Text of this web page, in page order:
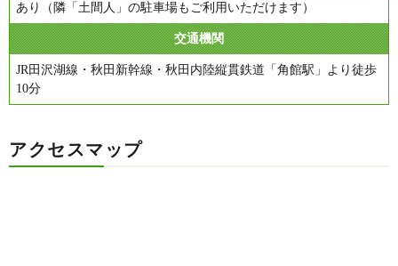
あり（隣「土間人」の駐車場もご利用いただけます）
交通機関
JR田沢湖線・秋田新幹線・秋田内陸縦貫鉄道「角館駅」より徒歩
10分
アクセスマップ